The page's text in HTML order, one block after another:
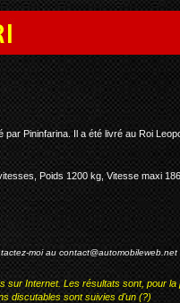
342 america
Pininfarina. Il a été livré au Roi
Poids 1200 kg, Vitesse maxi
moi aucontact@automobileweb.net
sur Internet. Les résultats sont, pour
discutables sont suivies d'un (?)